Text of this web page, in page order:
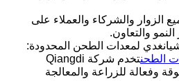
الزوار والشركاء والعملاء على
والتعاون.
لمعدات الطحن المحدودة:
الطحن
تخدم شركة Qiangdi
وفعالة للزراعة والمعالجة